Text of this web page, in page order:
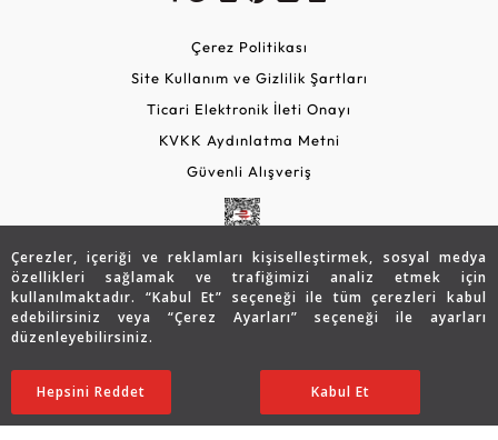
Çerezler, içeriği ve reklamları kişiselleştirmek, sosyal medya
özellikleri sağlamak ve trafiğimizi analiz etmek için
kullanılmaktadır. “Kabul Et” seçeneği ile tüm çerezleri kabul
edebilirsiniz veya “Çerez Ayarları” seçeneği ile ayarları
düzenleyebilirsiniz.
Ayarları Düzenle
Hepsini Reddet Kabul Et
46.246 TL
32.366TL SATIN ALIN
Çerez Politikası
Site Kullanım ve Gizlilik Şartları
Ticari Elektronik İleti Onayı
KVKK Aydınlatma Metni
Güvenli Alışveriş
Copyright © 2026 Assos Pırlanta - Bu sitenin tüm hakları